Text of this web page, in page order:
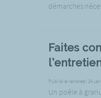
démarches
Faites
Publié le Vendredi 24
Un poêle à